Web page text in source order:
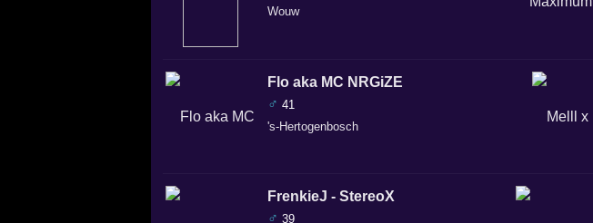
Wouw
Flo aka MC NRGiZE
♂ 41
's-Hertogenbosch
FrenkieJ - StereoX
♂ 39